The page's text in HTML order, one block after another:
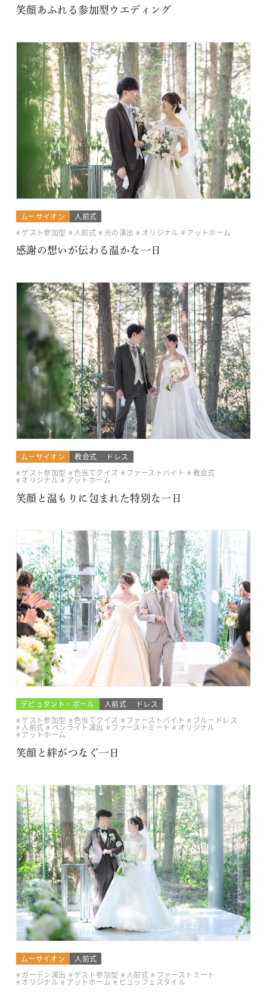
笑顔あふれる参加型ウエディング
ムーサイオン
人前式
ゲスト参加型
人前式 光の演出 オリジナル
アットホーム
感謝の想いが伝わる温かな一日
ムーサイオン 教会式
ドレス
ゲスト参加型
色当てクイズ ファーストバイト 教会式
オリジナル
アットホーム
笑顔と温もりに包まれた特別な一日
デビュタント・ボール 人前式
ドレス
ゲスト参加型
色当てクイズ ファーストバイト ブルードレス
人前式 ペンライト演出 ファーストミート オリジナル
アットホーム
笑顔と絆がつなぐ一日
ムーサイオン
人前式
ガーデン演出
ゲスト参加型 人前式 ファーストミート
オリジナル アットホーム
ビュッフェスタイル